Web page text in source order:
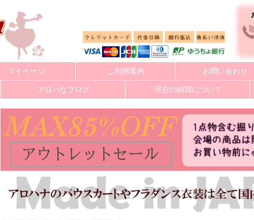
マイページ ご利用案内 お問い合わせ
アロハなブログ 現在の納期について